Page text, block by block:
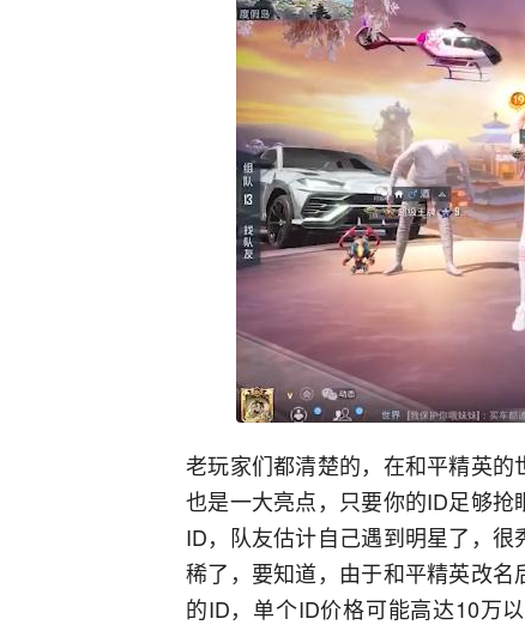
老玩家们都清楚的，在和平精英
也是一大亮点，只要你的ID足够
ID，队友估计自己遇到明星了，
稀了，要知道，由于和平精英改
的ID，单个ID价格可能高达10万